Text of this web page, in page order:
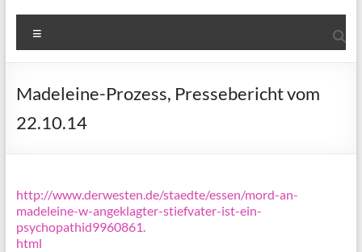
Madeleine-Prozess, Pressebericht vom
22.10.14
http://www.derwesten.de/staedte/essen/mord-an-
madeleine-w-angeklagter-stiefvater-ist-ein-
psychopathid9960861.
html